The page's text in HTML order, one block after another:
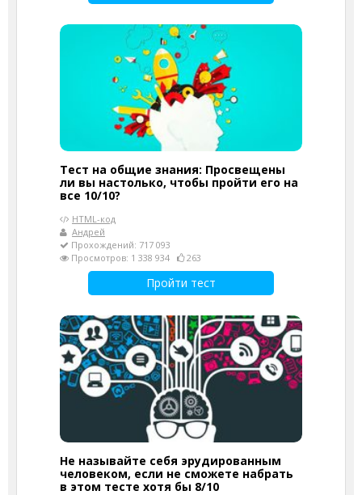
Тест на общие знания: Просвещены
ли вы настолько, чтобы пройти его на
все 10/10?
HTML-код
Андрей
Прохождений: 717 093
Просмотров: 1 338 934
263
Пройти тест
Не называйте себя эрудированным
человеком, если не сможете набрать
в этом тесте хотя бы 8/10